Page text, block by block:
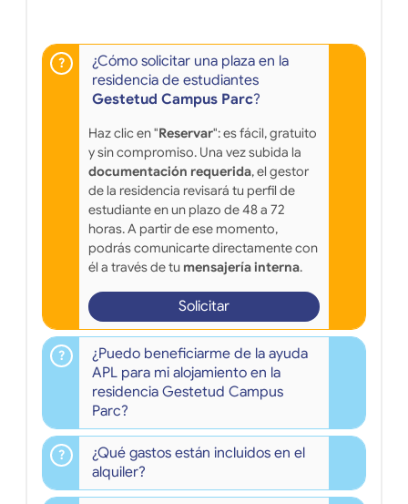
¿Cómo solicitar una plaza en la
residencia de estudiantes
Gestetud Campus Parc?
Haz clic en "Reservar": es fácil, gratuito
y sin compromiso. Una vez subida la
documentación requerida, el gestor
de la residencia revisará tu perfil de
estudiante en un plazo de 48 a 72
horas. A partir de ese momento,
podrás comunicarte directamente con
él a través de tu mensajería interna.
Solicitar
¿Puedo beneficiarme de la ayuda
APL para mi alojamiento en la
residencia Gestetud Campus
Parc?
¿Qué gastos están incluidos en el
alquiler?